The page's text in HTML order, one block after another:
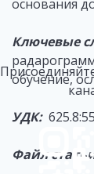
основания
Ключевые
обучение,
УДК:
Файл